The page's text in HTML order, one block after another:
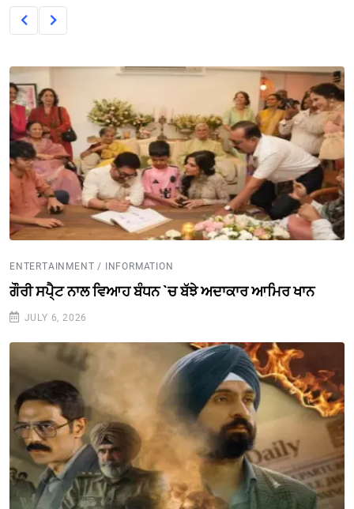
ENTERTAINMENT / INFORMATION
ਗੌਰੀ ਸਪੈ੍ਟ ਨਾਲ ਵਿਆਹ ਬੰਧਨ `ਚ ਬੱਝੇ ਅਦਾਕਾਰ ਆਮਿਰ ਖਾਨ
JULY 6, 2026